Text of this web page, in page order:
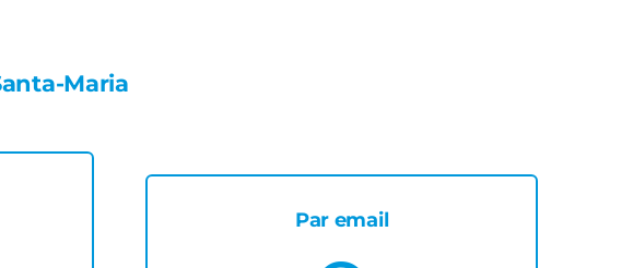
Maria
Par email